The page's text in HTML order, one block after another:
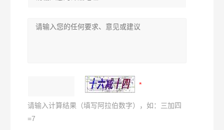
请输入计算结果（填写阿拉伯数字），如：三加四
=7